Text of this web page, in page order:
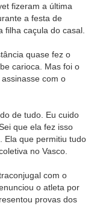
fizeram a última
a festa de
filha caçula do casal.
quase fez o
carioca. Mas foi o
com o
de tudo. Eu cuido
que ela fez isso
Ela que permitiu tudo
no Vasco.
com o
o atleta por
provas dos